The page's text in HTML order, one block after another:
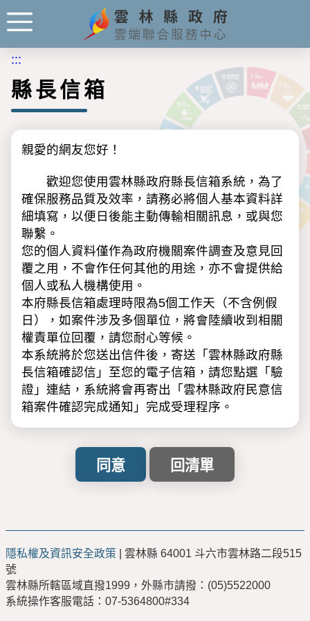
:::
縣長信箱
親愛的網友您好！
歡迎您使用雲林縣政府縣長信箱系統，為了
確保服務品質及效率，請務必將個人基本資料詳
細填寫，以便日後能主動傳輸相關訊息，或與您
聯繫。
您的個人資料僅作為政府機關案件調查及意見回
覆之用，不會作任何其他的用途，亦不會提供給
個人或私人機構使用。
本府縣長信箱處理時限為5個工作天（不含例假
日），如案件涉及多個單位，將會陸續收到相關
權責單位回覆，請您耐心等候。
本系統將於您送出信件後，寄送「雲林縣政府縣
長信箱確認信」至您的電子信箱，請您點選「驗
證」連結，系統將會再寄出「雲林縣政府民意信
箱案件確認完成通知」完成受理程序。
「驗證」完成後，才會正式立案，如未收到
「雲林縣政府縣長信箱確認信」，請撥計畫
知」請注意是否被歸類至「垃圾信件匣」，
收件匣，以便正常點選相關連結。
利用「雲林縣政府雲端聯合服務中心」網路
隱私權及資訊安全政策 | 雲林縣 64001 斗六市雲林路二段515
號
雲林縣所轄區域直撥1999，外縣市請撥：(05)5522000
系統操作客服電話：07-5364800#334